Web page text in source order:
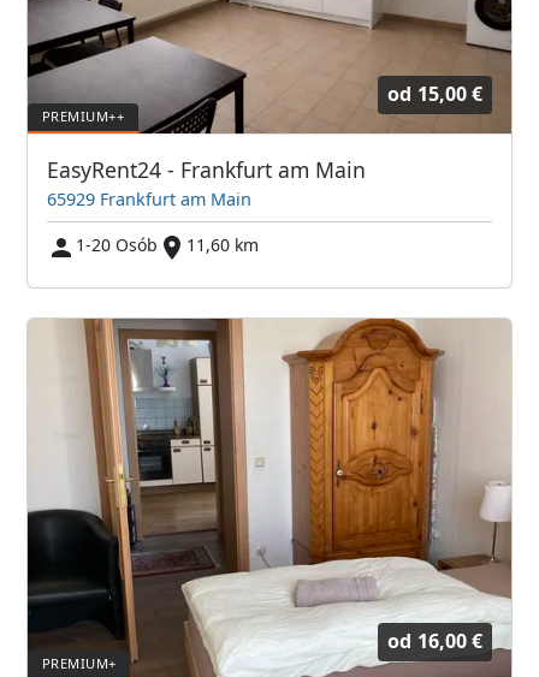
od 15,00 €
EasyRent24 - Frankfurt am Main
65929 Frankfurt am Main
1-20 Osób
11,60 km
od 16,00 €